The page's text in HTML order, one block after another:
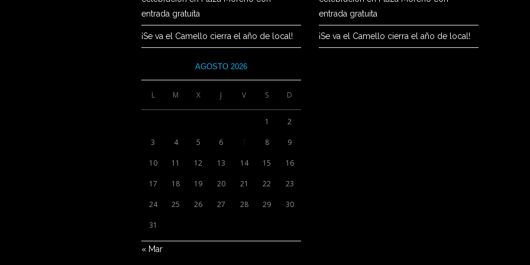
entrada gratuita
¡Se va el Camello cierra el año de local!
AGOSTO 2026
L M X J V S D
1 2
3 4 5 6 8 9
10 11 12 13 14 15 16
17 18 19 20 21 22 23
24 25 26 27 28 29 30
31
« Mar
entrada gratuita
¡Se va el Camello cierra el año de local!